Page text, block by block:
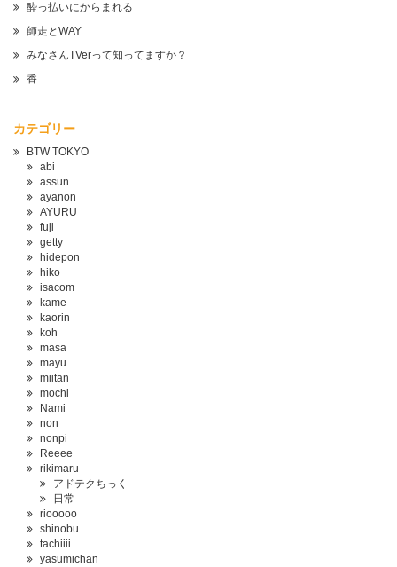
酔っ払いにからまれる
師走とWAY
みなさんTVerって知ってますか？
香
カテゴリー
BTW TOKYO
abi
assun
ayanon
AYURU
fuji
getty
hidepon
hiko
isacom
kame
kaorin
koh
masa
mayu
miitan
mochi
Nami
non
nonpi
Reeee
rikimaru
アドテクちっく
日常
riooooo
shinobu
tachiiii
yasumichan